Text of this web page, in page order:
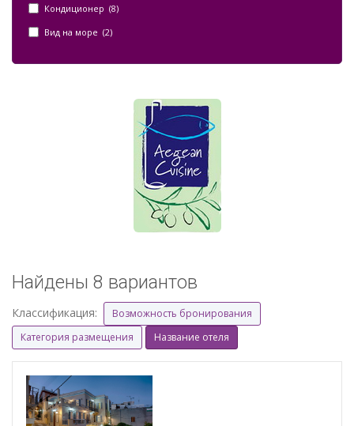
Кондиционер (8)
Вид на море (2)
Найдены 8 вариантов
Классификация:
Возможность бронирования
Категория размещения
Название отеля